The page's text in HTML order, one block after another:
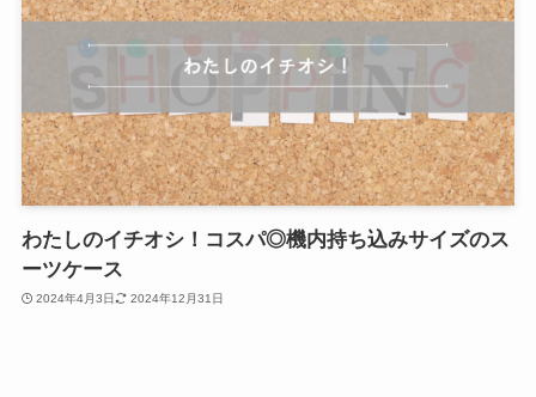
わたしのイチオシ！コスパ◎機内持ち込みサイズのス
ーツケース
2024年4月3日 2024年12月31日